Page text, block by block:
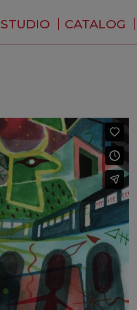
STUDIO
WHO ARE WE ?
CATALOG